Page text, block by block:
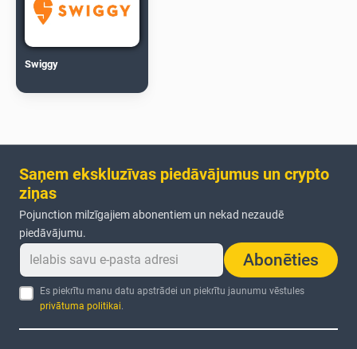
Swiggy
Saņem ekskluzīvas piedāvājumus un crypto
ziņas
Pojunction milzīgajiem abonentiem un nekad nezaudē
piedāvājumu.
Abonēties
Es piekrītu manu datu apstrādei un piekrītu jaunumu vēstules
privātuma politikai.